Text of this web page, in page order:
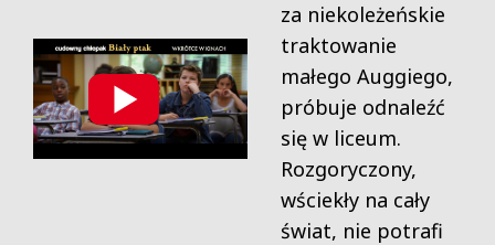
za niekoleżeńskie
traktowanie
małego Auggiego,
próbuje odnaleźć
się w liceum.
Rozgoryczony,
wściekły na cały
świat, nie potrafi